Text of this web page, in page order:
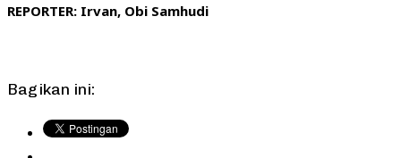
REPORTER: Irvan, Obi Samhudi
Bagikan ini: